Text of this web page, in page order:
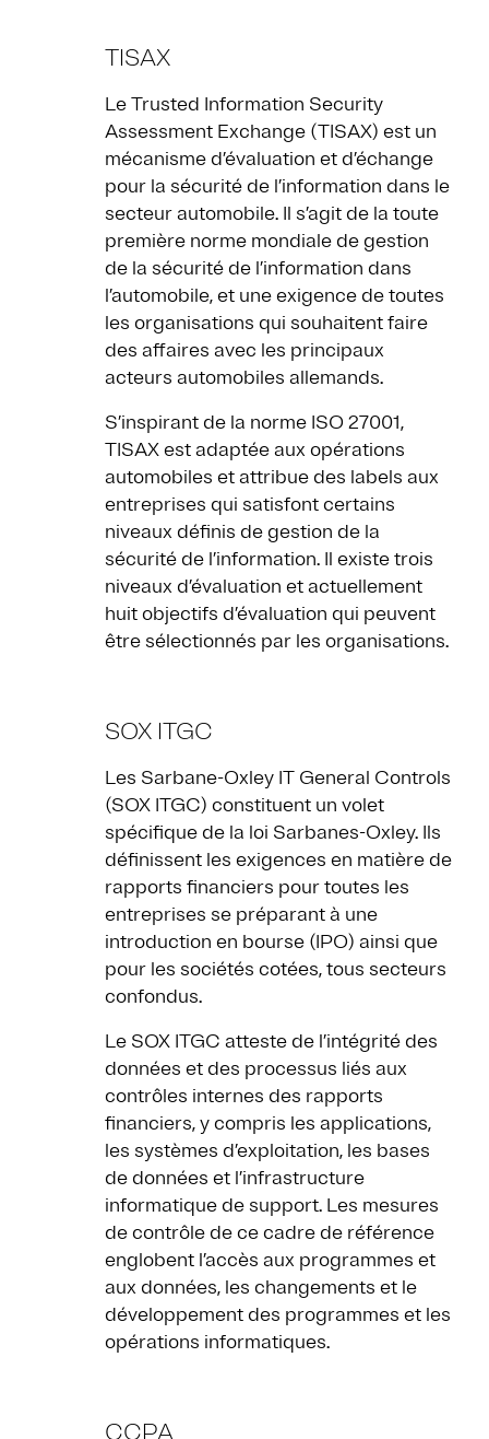
TISAX
Le Trusted Information Security
Assessment Exchange (TISAX) est un
mécanisme d’évaluation et d’échange
pour la sécurité de l’information dans le
secteur automobile. Il s’agit de la toute
première norme mondiale de gestion
de la sécurité de l’information dans
l’automobile, et une exigence de toutes
les organisations qui souhaitent faire
des affaires avec les principaux
acteurs automobiles allemands.
S’inspirant de la norme ISO 27001,
TISAX est adaptée aux opérations
automobiles et attribue des labels aux
entreprises qui satisfont certains
niveaux définis de gestion de la
sécurité de l’information. Il existe trois
niveaux d’évaluation et actuellement
huit objectifs d’évaluation qui peuvent
être sélectionnés par les organisations.
SOX ITGC
Les Sarbane-Oxley IT General Controls
(SOX ITGC) constituent un volet
spécifique de la loi Sarbanes-Oxley. Ils
définissent les exigences en matière de
rapports financiers pour toutes les
entreprises se préparant à une
introduction en bourse (IPO) ainsi que
pour les sociétés cotées, tous secteurs
confondus.
Le SOX ITGC atteste de l’intégrité des
données et des processus liés aux
contrôles internes des rapports
financiers, y compris les applications,
les systèmes d’exploitation, les bases
de données et l’infrastructure
informatique de support. Les mesures
de contrôle de ce cadre de référence
englobent l’accès aux programmes et
aux données, les changements et le
développement des programmes et les
opérations informatiques.
CCPA